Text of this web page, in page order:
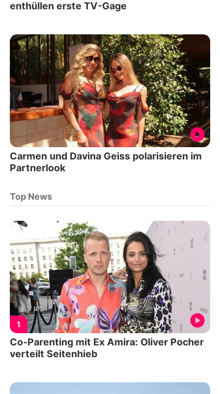
enthüllen erste TV-Gage
Carmen und Davina Geiss polarisieren im
Partnerlook
Top News
1
Co-Parenting mit Ex Amira: Oliver Pocher
verteilt Seitenhieb